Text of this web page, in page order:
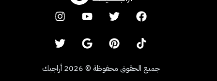
جميع الحقوق محفوظة ©
2026 أراجيك